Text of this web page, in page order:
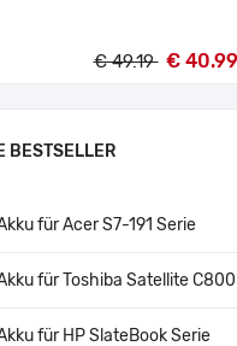
BESTSELLER
für Acer S7-191 Serie
für Toshiba Satellite
für HP SlateBook Serie
€ 49.19 € 40.99